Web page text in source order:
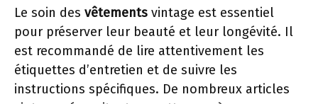
Le soin des vêtements vintage est essentiel
pour préserver leur beauté et leur longévité. Il
est recommandé de lire attentivement les
étiquettes d’entretien et de suivre les
instructions spécifiques. De nombreux articles